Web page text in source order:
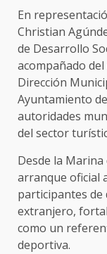
En
Christian
de Desarrollo
acompañado
Dirección
Ayuntamiento
autoridades
del sector
Desde la Marina
arranque oficial
participantes de
extranjero,
como un
deportiva.